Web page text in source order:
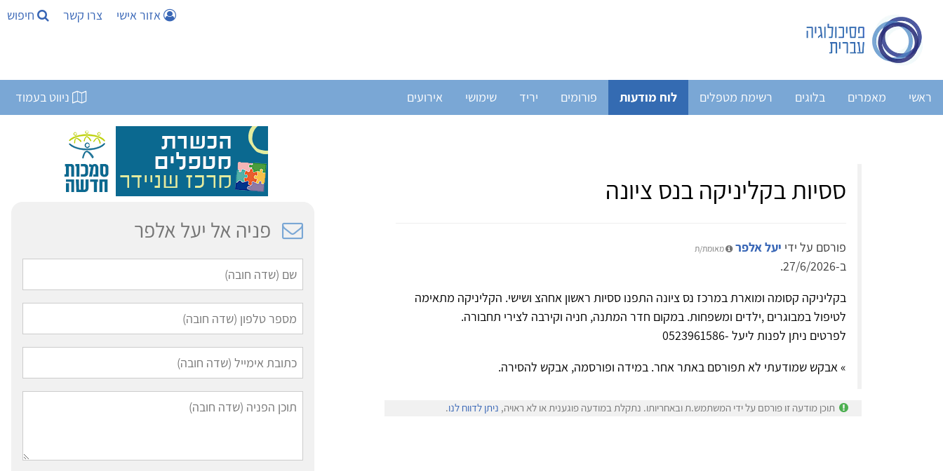
אזור אישי צרו קשר חיפוש
ראשי מאמרים בלוגים רשימת מטפלים לוח מודעות פורומים יריד שימושי אירועים ניווט בעמוד
ססיות בקליניקה בנס ציונה
פורסם על ידי יעל אלפר מאומת/ת
ב-27/6/2026.
בקליניקה קסומה ומוארת במרכז נס ציונה התפנו ססיות ראשון אחהצ ושישי. הקליניקה מתאימה
לטיפול במבוגרים ,ילדים ומשפחות. במקום חדר המתנה, חניה וקירבה לצירי תחבורה.
לפרטים ניתן לפנות ליעל -0523961586
» אבקש שמודעתי לא תפורסם באתר אחר. במידה ופורסמה, אבקש להסירה.
תוכן מודעה זו פורסם על ידי המשתמש.ת ובאחריותו. נתקלת במודעה פוגענית או לא ראויה, ניתן לדווח לנו.
פניה אל יעל אלפר